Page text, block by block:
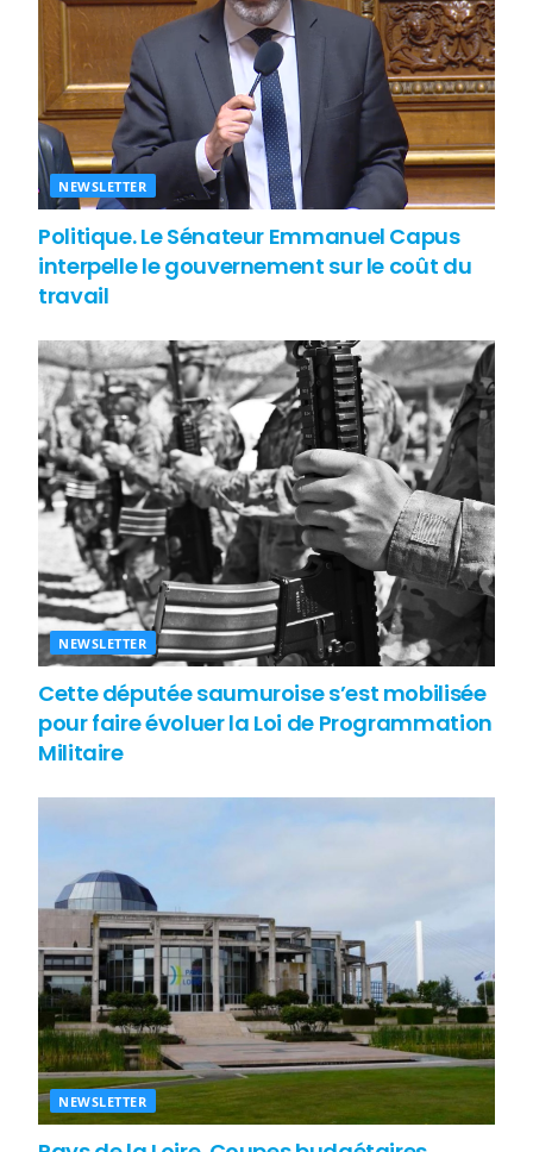
NEWSLETTER
Politique. Le Sénateur Emmanuel Capus
interpelle le gouvernement sur le coût du
travail
NEWSLETTER
Cette députée saumuroise s’est mobilisée
pour faire évoluer la Loi de Programmation
Militaire
NEWSLETTER